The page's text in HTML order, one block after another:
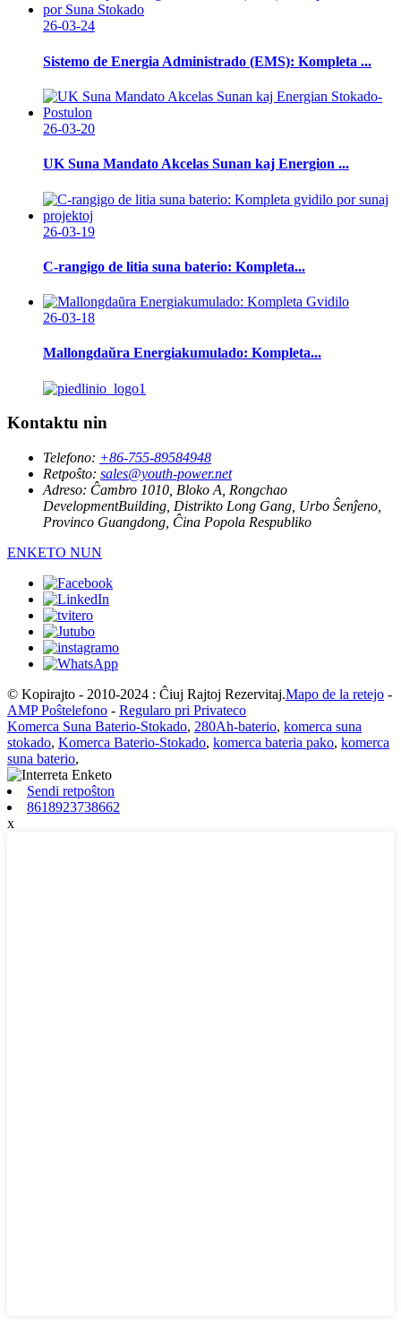
26-03-24
Sistemo de Energia Administrado (EMS): Kompleta ...
26-03-20
UK Suna Mandato Akcelas Sunan kaj Energion ...
26-03-19
C-rangigo de litia suna baterio: Kompleta...
26-03-18
Mallongdaŭra Energiakumulado: Kompleta...
Kontaktu nin
Telefono: +86-755-89584948
Retpoŝto: sales@youth-power.net
Adreso: Ĉambro 1010, Bloko A, Rongchao
DevelopmentBuilding, Distrikto Long Gang, Urbo Ŝenĵeno,
Provinco Guangdong, Ĉina Popola Respubliko
ENKETO NUN
© Kopirajto - 2010-2024 : Ĉiuj Rajtoj Rezervitaj.Mapo de la retejo -
AMP Poŝtelefono - Regularo pri Privateco
Komerca Suna Baterio-Stokado, 280Ah-baterio, komerca suna
stokado, Komerca Baterio-Stokado, komerca bateria pako, komerca
suna baterio,
Sendi retpoŝton
8618923738662
x